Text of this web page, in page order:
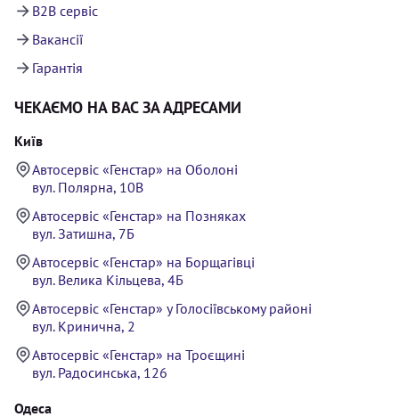
B2B сервіс
Вакансії
Гарантія
ЧЕКАЄМО НА ВАС ЗА АДРЕСАМИ
Київ
Автосервіс «Генстар» на Оболоні
вул. Полярна, 10В
Автосервіс «Генстар» на Позняках
вул. Затишна, 7Б
Автосервіс «Генстар» на Борщагівці
вул. Велика Кільцева, 4Б
Автосервіс «Генстар» у Голосіївському районі
вул. Кринична, 2
Автосервіс «Генстар» на Троєщині
вул. Радосинська, 126
Одеса